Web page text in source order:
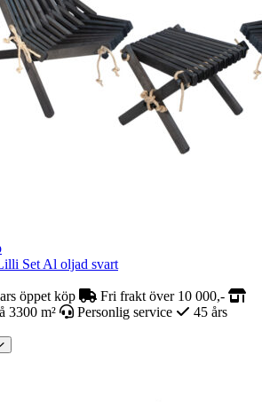
Set Al oljad svart
öppet köp
Fri frakt över 10 000,-
3300 m²
Personlig service
45 års